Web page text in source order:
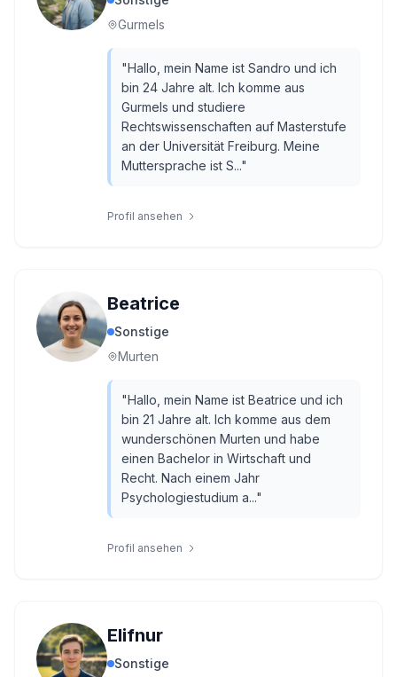
Gurmels
"Hallo, mein Name ist Sandro und ich
bin 24 Jahre alt. Ich komme aus
Gurmels und studiere
Rechtswissenschaften auf Masterstufe
an der Universität Freiburg. Meine
Muttersprache ist S..."
Profil ansehen
Beatrice
Sonstige
Murten
"Hallo, mein Name ist Beatrice und ich
bin 21 Jahre alt. Ich komme aus dem
wunderschönen Murten und habe
einen Bachelor in Wirtschaft und
Recht. Nach einem Jahr
Psychologiestudium a..."
Profil ansehen
Elifnur
Sonstige